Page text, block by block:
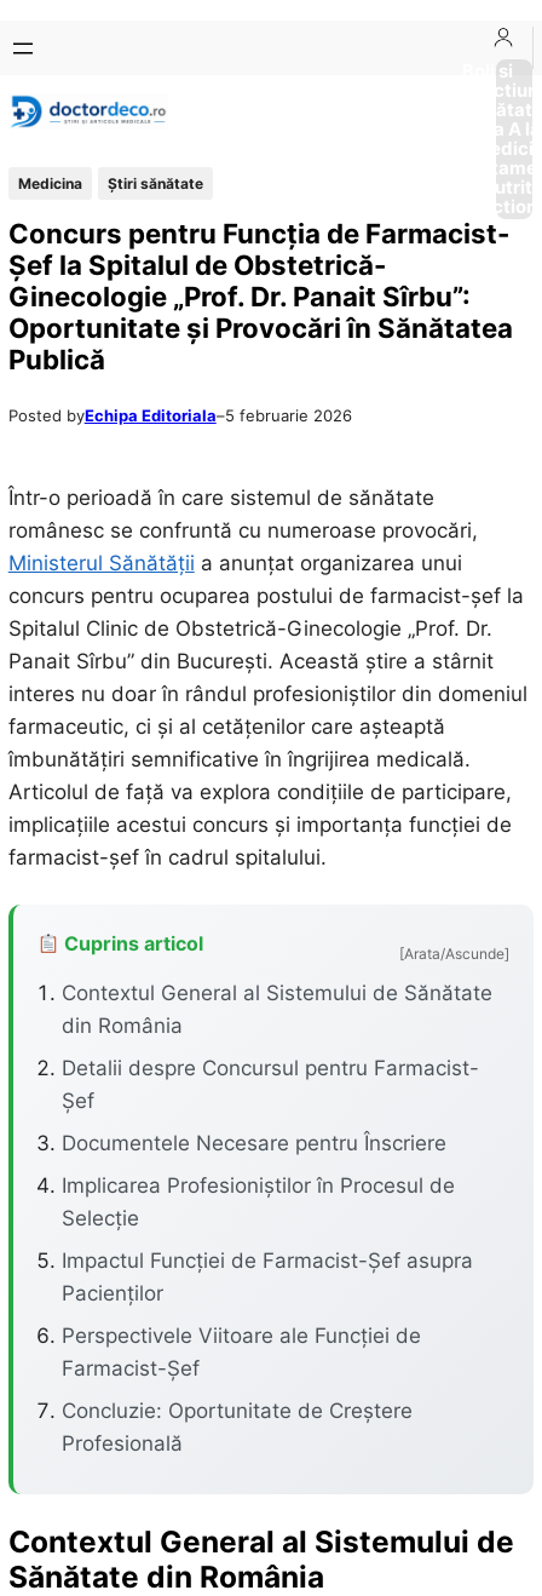
conținut
content
Boli si
Afectiuni
Sănătate
de la A
Medicina Ştiri sănătate
Concurs pentru Funcția de Farmacist-
Șef la Spitalul de Obstetrică-
Ginecologie „Prof. Dr. Panait Sîrbu”:
Oportunitate și Provocări în Sănătatea
Publică
Posted byEchipa Editoriala–5 februarie 2026
Într-o perioadă în care sistemul de sănătate
românesc se confruntă cu numeroase provocări,
Ministerul Sănătății a anunțat organizarea unui
concurs pentru ocuparea postului de farmacist-șef la
Spitalul Clinic de Obstetrică-Ginecologie „Prof. Dr.
Panait Sîrbu” din București. Această știre a stârnit
interes nu doar în rândul profesioniștilor din domeniul
farmaceutic, ci și al cetățenilor care așteaptă
îmbunătățiri semnificative în îngrijirea medicală.
Articolul de față va explora condițiile de participare,
implicațiile acestui concurs și importanța funcției de
farmacist-șef în cadrul spitalului.
Cuprins articol [Arata/Ascunde]
Contextul General al Sistemului de Sănătate
din România
Detalii despre Concursul pentru Farmacist-
Șef
Documentele Necesare pentru Înscriere
Implicarea Profesioniștilor în Procesul de
Selecție
Impactul Funcției de Farmacist-Șef asupra
Pacienților
Perspectivele Viitoare ale Funcției de
Farmacist-Șef
Concluzie: Oportunitate de Creștere
Profesională
Contextul General al Sistemului de
Sănătate din România